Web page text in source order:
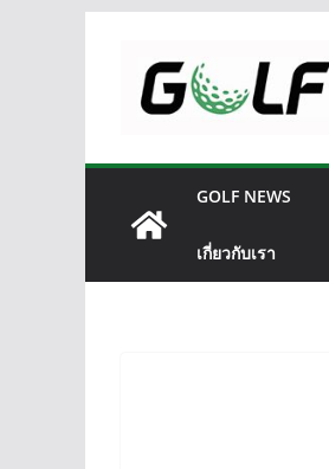
content
GOLF NEWS
เกี่ยวกับเรา